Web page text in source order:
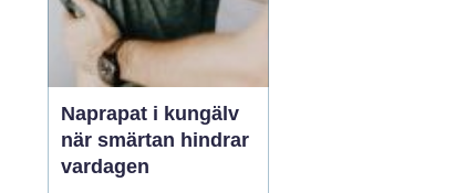
Naprapat i kungälv
när smärtan hindrar
vardagen